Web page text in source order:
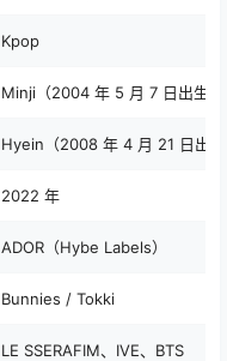
Kpop
Minji（2004 年 5 月 7 日出生）
Hyein（2008 年 4 月 21 日出
2022 年
ADOR（Hybe Labels）
Bunnies / Tokki
LE SSERAFIM、IVE、BTS